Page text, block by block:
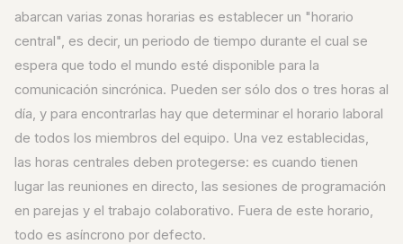
abarcan varias zonas horarias es establecer un "horario
central", es decir, un periodo de tiempo durante el cual se
espera que todo el mundo esté disponible para la
comunicación sincrónica. Pueden ser sólo dos o tres horas al
día, y para encontrarlas hay que determinar el horario laboral
de todos los miembros del equipo. Una vez establecidas,
las horas centrales deben protegerse: es cuando tienen
lugar las reuniones en directo, las sesiones de programación
en parejas y el trabajo colaborativo. Fuera de este horario,
todo es asíncrono por defecto.